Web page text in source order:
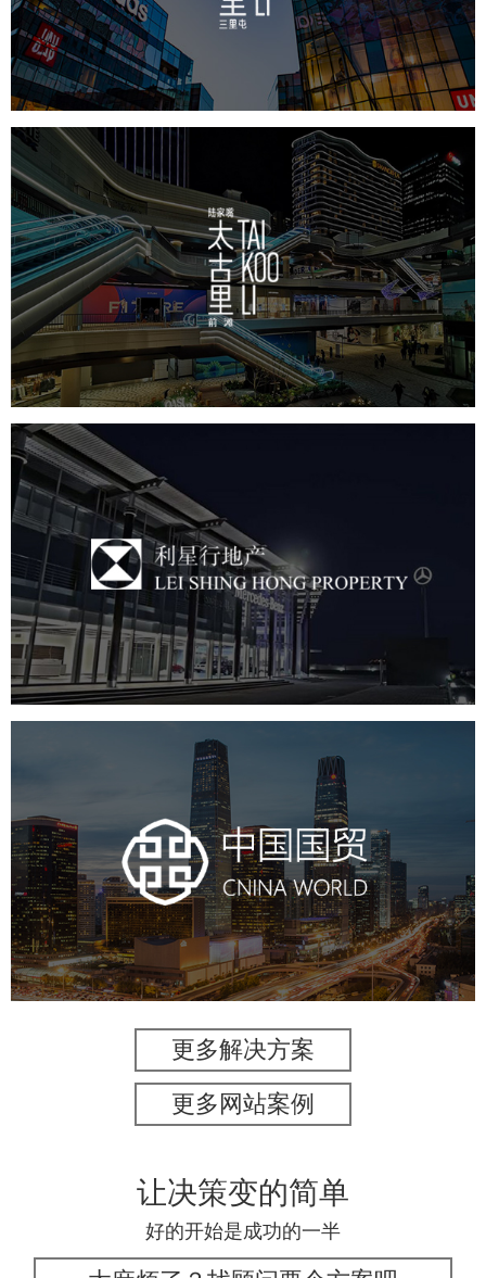
房地产 商业地产 地产网站建设
品牌官网
前滩太古里
房地产 商业地产 地产网站建设 品牌官网
利星行地产
房地产 商业地产 地产网站建设
中国国贸
房地产 商业地产 地产网站建设
地产网站设计
网站建设
电商网站
更多解决方案
更多网站案例
让决策变的简单
好的开始是成功的一半